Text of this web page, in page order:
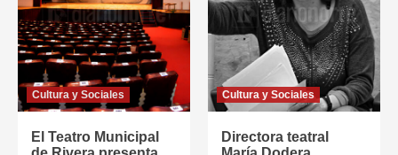
Cultura y Sociales
El Teatro Municipal
Cultura y Sociales
Directora teatral